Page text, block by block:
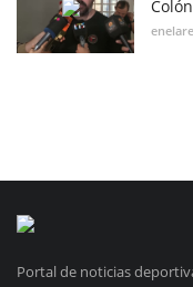
Portal de noticias